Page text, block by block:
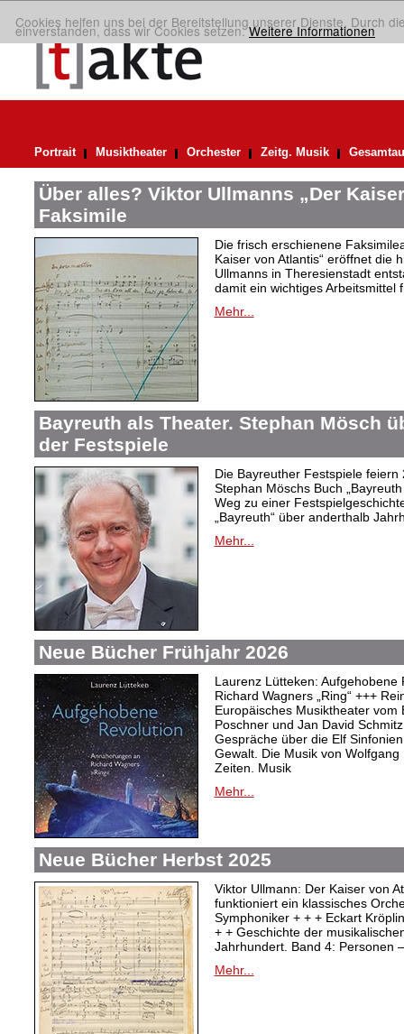
Cookies helfen uns bei der Bereitstellung unserer Dienste. Durch
einverstanden, dass wir Cookies setzen.Weitere Informationen
Portrait Musiktheater Orchester Zeitg. Musik
Über alles? Viktor Ullmanns „Der
Faksimile
Die frisch erschienene
Kaiser von Atlantis“ eröffnet die
Ullmanns in Theresienstadt
damit ein wichtiges Arbeitsmittel
Mehr...
Bayreuth als Theater. Stephan Mösch
der Festspiele
Die Bayreuther Festspiele
Stephan Möschs Buch
Weg zu einer
„Bayreuth“ über anderthalb
Mehr...
Neue Bücher Frühjahr 2026
Laurenz Lütteken: Aufgehobene
Richard Wagners „Ring“ +++
Europäisches Musiktheater vom
Poschner und Jan David
Gespräche über die Elf
Gewalt. Die Musik von
Zeiten. Musik
Mehr...
Neue Bücher Herbst 2025
Viktor Ullmann: Der Kaiser von
funktioniert ein klassisches
Symphoniker + + + Eckart
+ + Geschichte der
Jahrhundert. Band 4: Personen
Mehr...